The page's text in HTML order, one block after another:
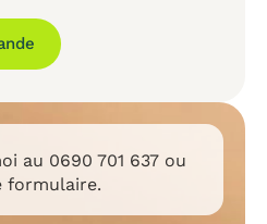
au 0690 701 637 ou
formulaire.